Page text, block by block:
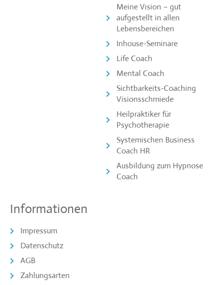
Meine Vision – gut
aufgestellt in allen
Lebensbereichen
Inhouse-Seminare
Life Coach
Mental Coach
Sichtbarkeits-Coaching
Visionsschmiede
Heilpraktiker für
Psychotherapie
Systemischen Business
Coach HR
Ausbildung zum Hypnose
Coach
Informationen
Impressum
Datenschutz
AGB
Zahlungsarten